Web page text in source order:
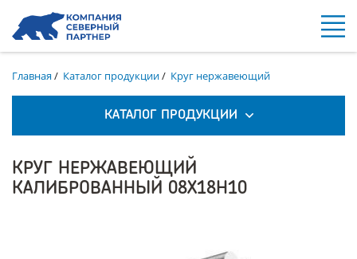
Главная/ Каталог продукции/ Круг нержавеющий
КАТАЛОГ ПРОДУКЦИИ
КРУГ НЕРЖАВЕЮЩИЙ
КАЛИБРОВАННЫЙ 08Х18Н10